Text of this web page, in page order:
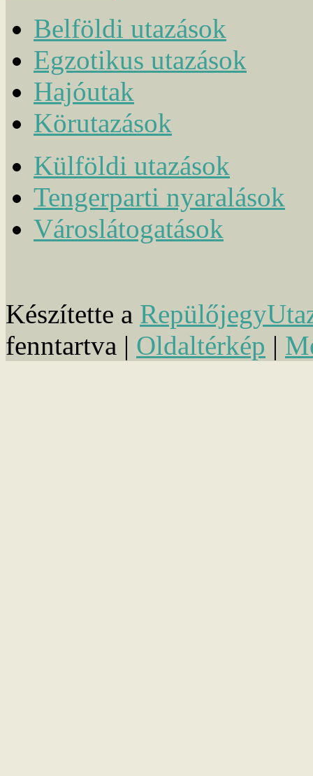
Belföldi utazások
Egzotikus utazások
Hajóutak
Körutazások
Külföldi utazások
Tengerparti nyaralások
Városlátogatások
Készítette a
fenntartva | Oldaltérkép |